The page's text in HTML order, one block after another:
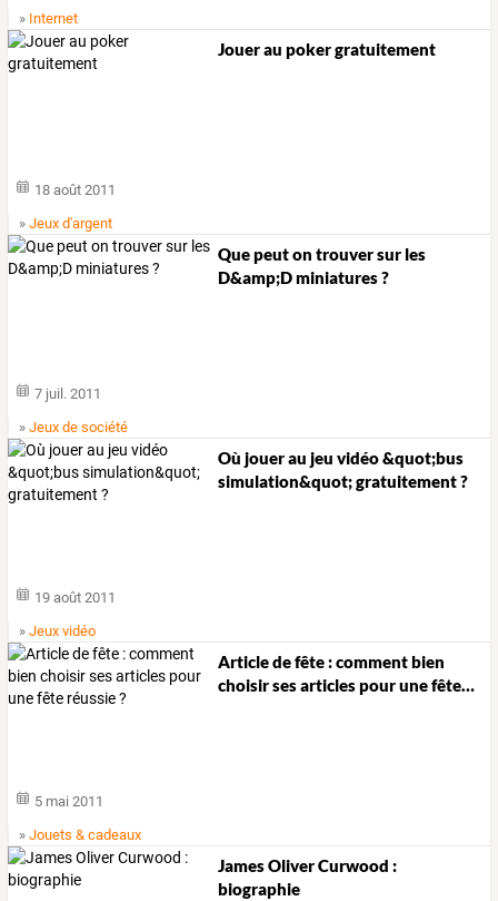
» Internet
Jouer au poker gratuitement
18 août 2011
»Jeux d'argent
Que peut on trouver sur les
D&amp;D miniatures ?
7 juil. 2011
»Jeux de société
Où jouer au jeu vidéo &quot;bus
simulation&quot; gratuitement ?
19 août 2011
»Jeux vidéo
Articledefête:commentbien
choisirsesarticlespourunefête…
5 mai 2011
»Jouets & cadeaux
James Oliver Curwood :
biographie